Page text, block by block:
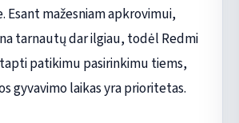
Esant mažesniam apkrovimui,
tarnautų dar ilgiau, todėl Redmi
patikimu pasirinkimu tiems,
gyvavimo laikas yra prioritetas.